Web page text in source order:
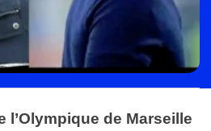
l’Olympique de Marseille